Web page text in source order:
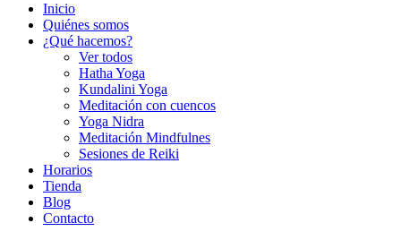
Inicio
Quiénes somos
¿Qué hacemos?
Ver todos
Hatha Yoga
Kundalini Yoga
Meditación con cuencos
Yoga Nidra
Meditación Mindfulnes
Sesiones de Reiki
Horarios
Tienda
Blog
Contacto